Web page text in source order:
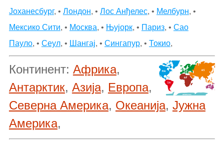
Јоханесбург, • Лондон, • Лос Анђелес, • Мелбурн, •
Мексико Сити, • Москва, • Њујорк, • Париз, • Сао
Пауло, • Сеул, • Шангај, • Сингапур, • Токио,
Континент: Африка,
Антарктик, Азија, Европа,
Северна Америка, Океанија, Јужна
Америка,